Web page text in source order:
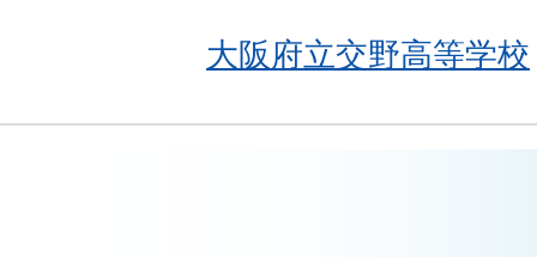
大阪府立交野高等学校